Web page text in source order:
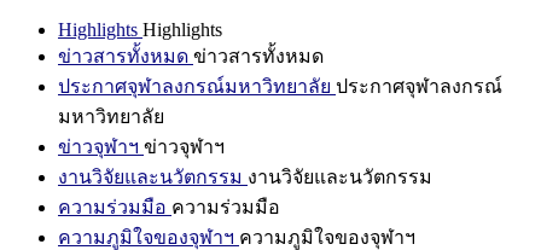
Highlights Highlights
ข่าวสารทั้งหมด ข่าวสารทั้งหมด
ประกาศจุฬาลงกรณ์มหาวิทยาลัย ประกาศจุฬาลงกรณ์
มหาวิทยาลัย
ข่าวจุฬาฯ ข่าวจุฬาฯ
งานวิจัยและนวัตกรรม งานวิจัยและนวัตกรรม
ความร่วมมือ ความร่วมมือ
ความภูมิใจของจุฬาฯ ความภูมิใจของจุฬาฯ